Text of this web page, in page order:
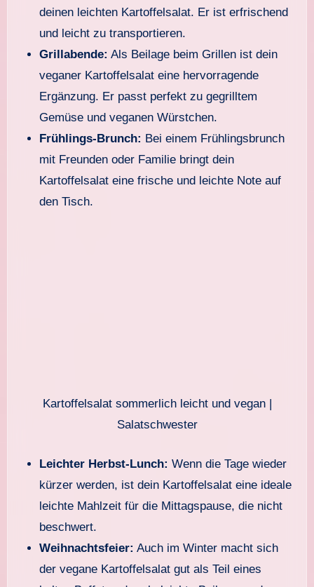
deinen leichten Kartoffelsalat. Er ist erfrischend
und leicht zu transportieren.
Grillabende: Als Beilage beim Grillen ist dein
veganer Kartoffelsalat eine hervorragende
Ergänzung. Er passt perfekt zu gegrilltem
Gemüse und veganen Würstchen.
Frühlings-Brunch: Bei einem Frühlingsbrunch
mit Freunden oder Familie bringt dein
Kartoffelsalat eine frische und leichte Note auf
den Tisch.
Kartoffelsalat sommerlich leicht und vegan |
Salatschwester
Leichter Herbst-Lunch: Wenn die Tage wieder
kürzer werden, ist dein Kartoffelsalat eine ideale
leichte Mahlzeit für die Mittagspause, die nicht
beschwert.
Weihnachtsfeier: Auch im Winter macht sich
der vegane Kartoffelsalat gut als Teil eines